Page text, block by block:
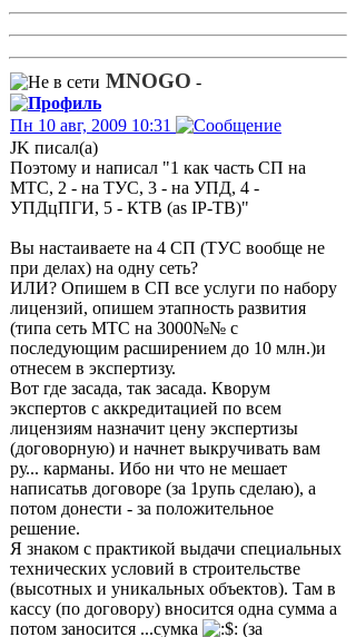
MNOGO -
Пн 10 авг, 2009 10:31
JK писал(а)
Поэтому и написал "1 как часть СП на
МТС, 2 - на ТУС, 3 - на УПД, 4 -
УПДцПГИ, 5 - КТВ (as IP-ТВ)"
Вы настаиваете на 4 СП (ТУС вообще не
при делах) на одну сеть?
ИЛИ? Опишем в СП все услуги по набору
лицензий, опишем этапность развития
(типа сеть МТС на 3000№№ с
последующим расширением до 10 млн.)и
отнесем в экспертизу.
Вот где засада, так засада. Кворум
экспертов с аккредитацией по всем
лицензиям назначит цену экспертизы
(договорную) и начнет выкручивать вам
ру... карманы. Ибо ни что не мешает
написатьв договоре (за 1рупь сделаю), а
потом донести - за положительное
решение.
Я знаком с практикой выдачи специальных
технических условий в строительстве
(высотных и уникальных объектов). Там в
кассу (по договору) вносится одна сумма а
потом заносится ...сумка
(за